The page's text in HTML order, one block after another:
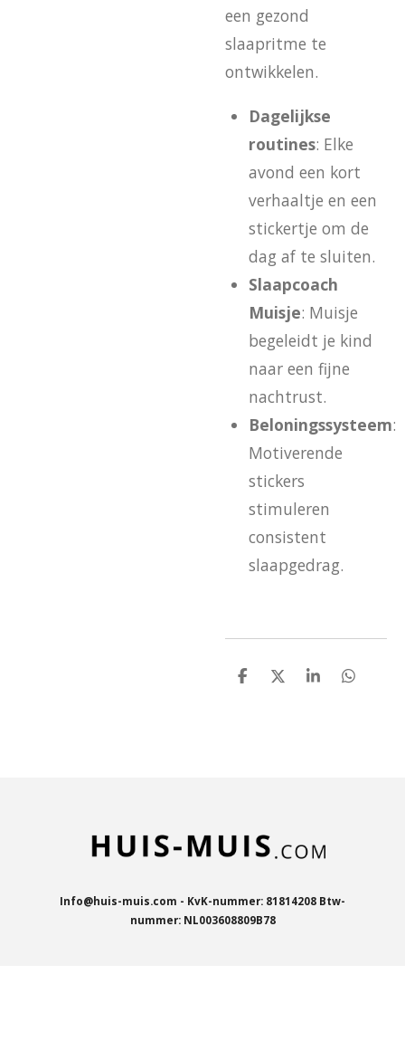
een gezond
slaapritme te
ontwikkelen.
Dagelijkse
routines: Elke
avond een kort
verhaaltje en een
stickertje om de
dag af te sluiten.
Slaapcoach
Muisje: Muisje
begeleidt je kind
naar een fijne
nachtrust.
Beloningssysteem:
Motiverende
stickers
stimuleren
consistent
slaapgedrag.
D
D
S
D
Info@huis-muis.com - KvK-nummer: 81814208 Btw-
nummer: NL003608809B78